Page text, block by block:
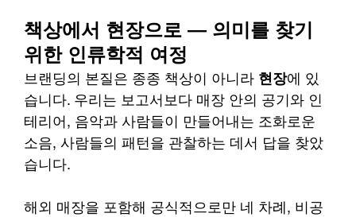
책상에서 현장으로 — 의미를 찾기
위한 인류학적 여정
브랜딩의 본질은 종종 책상이 아니라 현장에 있
습니다. 우리는 보고서보다 매장 안의 공기와 인
테리어, 음악과 사람들이 만들어내는 조화로운
소음, 사람들의 패턴을 관찰하는 데서 답을 찾았
습니다.
해외 매장을 포함해 공식적으로만 네 차례, 비공